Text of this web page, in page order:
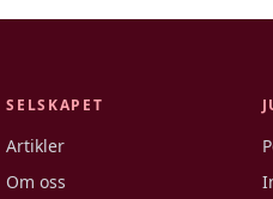
SELSKAPET
Artikler
Om oss